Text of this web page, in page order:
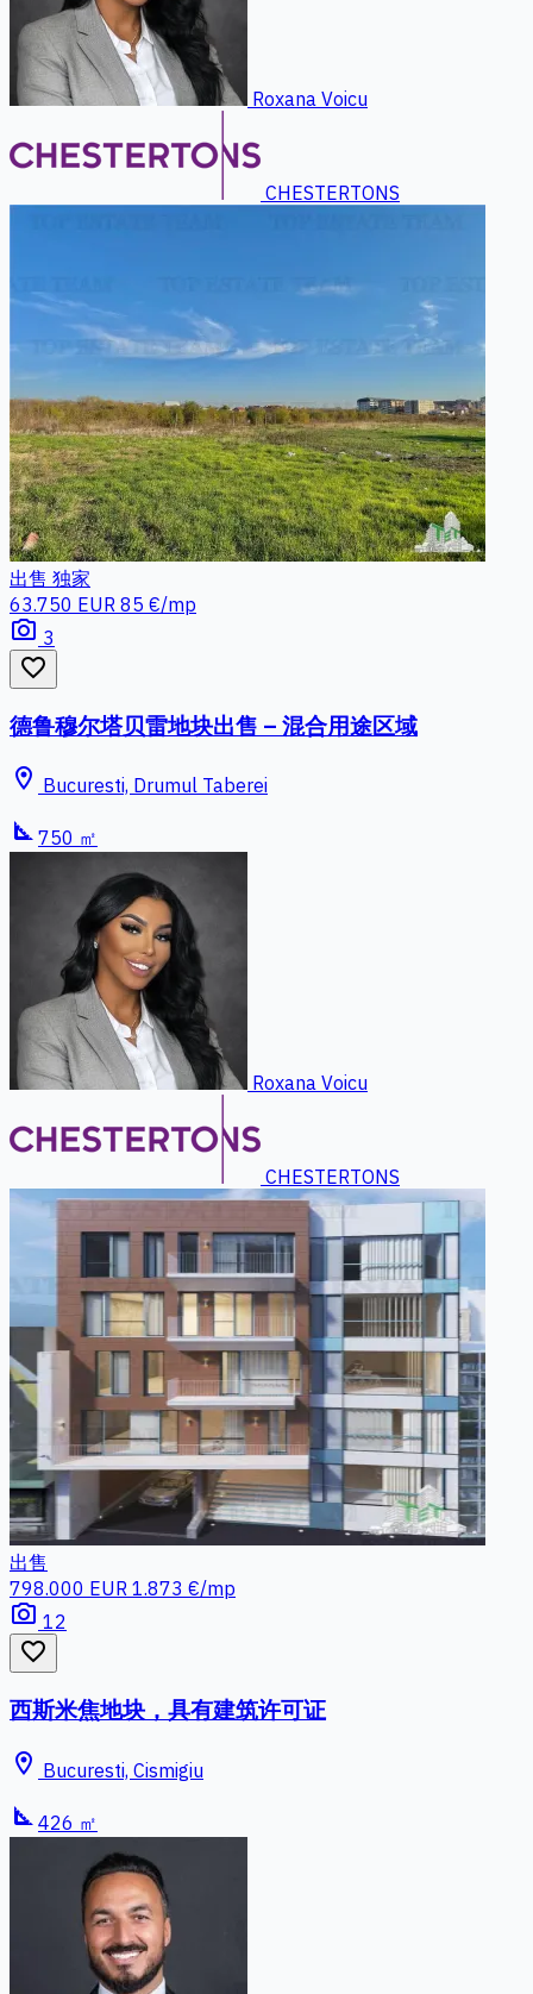
Roxana Voicu
CHESTERTONS
出售 独家
63.750 EUR 85 €/mp
photo_camera 3
favorite_border
德鲁穆尔塔贝雷地块出售 – 混合用途区域
location_on Bucuresti, Drumul Taberei
square_foot 750 ㎡
Roxana Voicu
CHESTERTONS
出售
798.000 EUR 1.873 €/mp
photo_camera 12
favorite_border
西斯米焦地块，具有建筑许可证
location_on Bucuresti, Cismigiu
square_foot 426 ㎡